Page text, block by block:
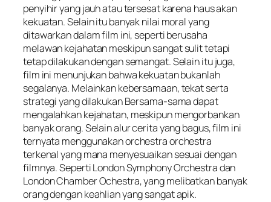
penyihir yang jauh atau tersesat karena haus akan
kekuatan. Selain itu banyak nilai moral yang
ditawarkan dalam film ini, seperti berusaha
melawan kejahatan meskipun sangat sulit tetapi
tetap dilakukan dengan semangat. Selain itu juga,
film ini menunjukan bahwa kekuatan bukanlah
segalanya. Melainkan kebersamaan, tekat serta
strategi yang dilakukan Bersama-sama dapat
mengalahkan kejahatan, meskipun mengorbankan
banyak orang. Selain alur cerita yang bagus, film ini
ternyata menggunakan orchestra orchestra
terkenal yang mana menyesuaikan sesuai dengan
filmnya. Seperti London Symphony Orchestra dan
London Chamber Ochestra, yang melibatkan banyak
orang dengan keahlian yang sangat apik.